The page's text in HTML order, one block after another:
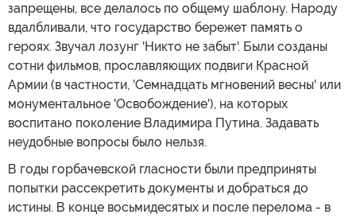
запрещены, все делалось по общему шаблону. Народу
вдалбливали, что государство бережет память о
героях. Звучал лозунг 'Никто не забыт'. Были созданы
сотни фильмов, прославляющих подвиги Красной
Армии (в частности, 'Семнадцать мгновений весны' или
монументальное 'Освобождение'), на которых
воспитано поколение Владимира Путина. Задавать
неудобные вопросы было нельзя.
В годы горбачевской гласности были предприняты
попытки рассекретить документы и добраться до
истины. В конце восьмидесятых и после перелома - в